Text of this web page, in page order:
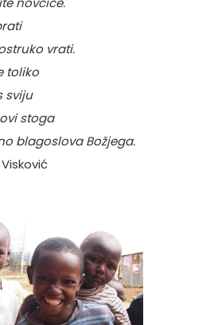
vrati.
toliko
sviju
stoga
blagoslova Božjega.